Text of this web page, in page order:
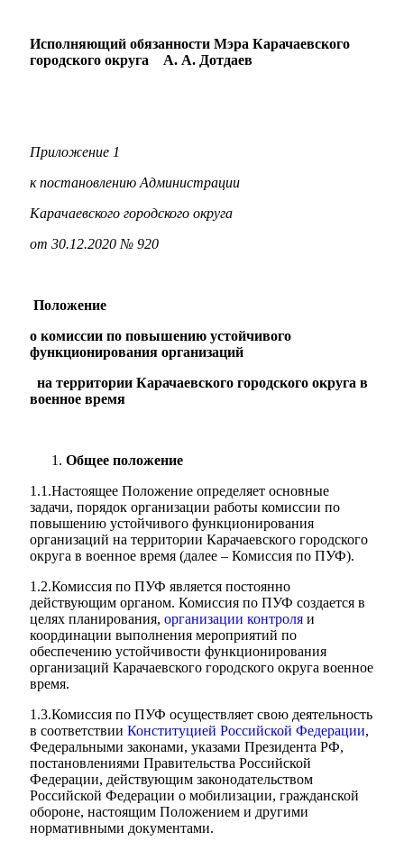
Исполняющий обязанности Мэра Карачаевского
городского округа А. А. Дотдаев
Приложение 1
к постановлению Администрации
Карачаевского городского округа
от 30.12.2020 № 920
Положение
о комиссии по повышению устойчивого
функционирования организаций
на территории Карачаевского городского округа в
военное время
Общее положение
1.1.Настоящее Положение определяет основные
задачи, порядок организации работы комиссии по
повышению устойчивого функционирования
организаций на территории Карачаевского городского
округа в военное время (далее – Комиссия по ПУФ).
1.2.Комиссия по ПУФ является постоянно
действующим органом. Комиссия по ПУФ создается в
целях планирования, организации контроля и
координации выполнения мероприятий по
обеспечению устойчивости функционирования
организаций Карачаевского городского округа военное
время.
1.3.Комиссия по ПУФ осуществляет свою деятельность
в соответствии Конституцией Российской Федерации,
Федеральными законами, указами Президента РФ,
постановлениями Правительства Российской
Федерации, действующим законодательством
Российской Федерации о мобилизации, гражданской
обороне, настоящим Положением и другими
нормативными документами.
Администрация
Об округе